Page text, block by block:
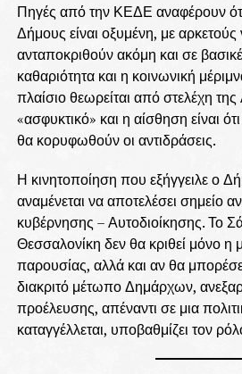
Πηγές από την ΚΕΔΕ αναφέρουν
Δήμους είναι οξυμένη, με
ανταποκριθούν ακόμη και σε
καθαριότητα και η κοινωνική
πλαίσιο θεωρείται από στελέχη
«ασφυκτικό» και η αίσθηση είναι
θα κορυφωθούν οι αντιδράσεις.
Η κινητοποίηση που εξήγγειλε ο
αναμένεται να αποτελέσει σημείο
κυβέρνησης – Αυτοδιοίκησης. Το
Θεσσαλονίκη δεν θα κριθεί μόνο η
παρουσίας, αλλά και αν θα
διακριτό μέτωπο Δημάρχων,
προέλευσης, απέναντι σε μια
καταγγέλλεται, υποβαθμίζει τον